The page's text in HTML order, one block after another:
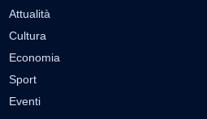
Attualità
Cultura
Economia
Sport
Eventi